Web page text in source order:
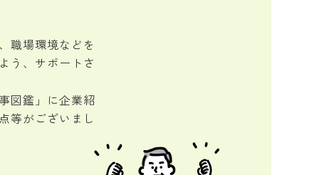
職場環境などを
う、サポートさ
図鑑」に企業紹
等がございまし